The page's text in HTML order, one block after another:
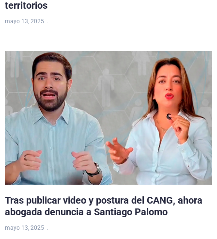
territorios
mayo 13, 2025
Tras publicar video y postura del CANG, ahora
abogada denuncia a Santiago Palomo
mayo 13, 2025